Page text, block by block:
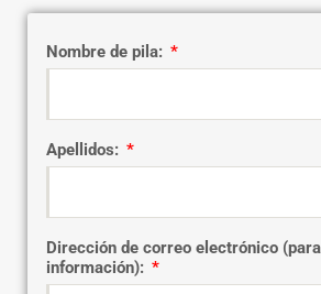
Nombre de pila:
Apellidos:
Dirección de correo electrónico
información):